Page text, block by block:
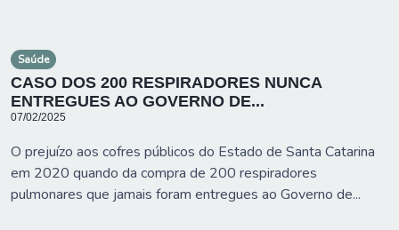
Saúde
CASO DOS 200 RESPIRADORES NUNCA
ENTREGUES AO GOVERNO DE...
07/02/2025
O prejuízo aos cofres públicos do Estado de Santa Catarina
em 2020 quando da compra de 200 respiradores
pulmonares que jamais foram entregues ao Governo de...